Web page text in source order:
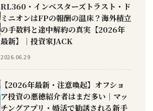
RL360・インベスターズトラスト・ド
ミニオンはFPの報酬の温床？海外積立
の手数料と途中解約の真実【2026年
最新】｜投資家JACK
2026.06.29
【2026年最新・注意喚起】オフショ
ア投資の悪徳紹介者はまだ多い｜マッ
チングアプリ・婚活で勧誘される新手